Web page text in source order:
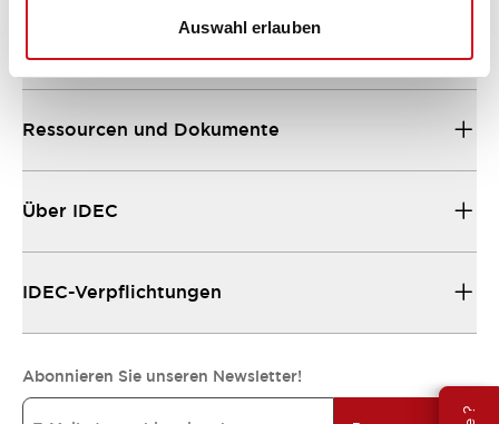
Auswahl erlauben
Ressourcen und Dokumente
Über IDEC
IDEC-Verpflichtungen
Abonnieren Sie unseren Newsletter!